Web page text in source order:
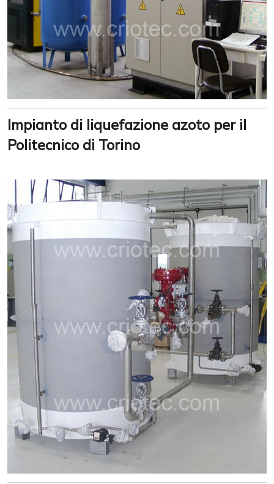
Impianto di liquefazione azoto per il
Politecnico di Torino